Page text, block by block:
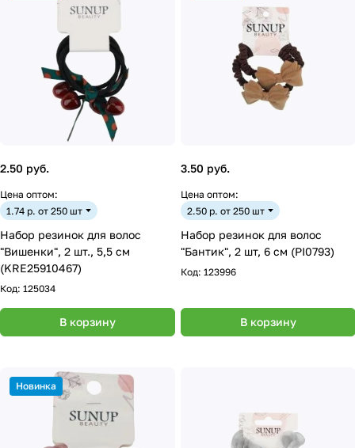
2.50 руб.
Цена оптом:
1.74 р. от 250 шт
Набор резинок для волос
"Вишенки", 2 шт., 5,5 см
(KRE25910467)
Код: 125034
В корзину
3.50 руб.
Цена оптом:
2.50 р. от 250 шт
Набор резинок для волос
"Бантик", 2 шт, 6 см (PI0793)
Код: 123996
В корзину
Новинка